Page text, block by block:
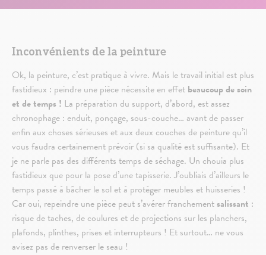
Inconvénients de la peinture
Ok, la peinture, c’est pratique à vivre. Mais le travail initial est plus
fastidieux : peindre une pièce nécessite en effet beaucoup de soin
et de temps ! La préparation du support, d’abord, est assez
chronophage : enduit, ponçage, sous-couche… avant de passer
enfin aux choses sérieuses et aux deux couches de peinture qu’il
vous faudra certainement prévoir (si sa qualité est suffisante). Et
je ne parle pas des différents temps de séchage. Un chouia plus
fastidieux que pour la pose d’une tapisserie. J’oubliais d’ailleurs le
temps passé à bâcher le sol et à protéger meubles et huisseries !
Car oui, repeindre une pièce peut s’avérer franchementsalissant :
risque de taches, de coulures et de projections sur les planchers,
plafonds, plinthes, prises et interrupteurs ! Et surtout… ne vous
avisez pas de renverser le seau !